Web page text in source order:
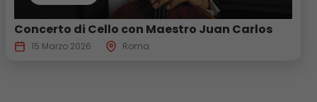
Concerto di Cello con Maestro Juan Carlos
15 Marzo 2026 Roma